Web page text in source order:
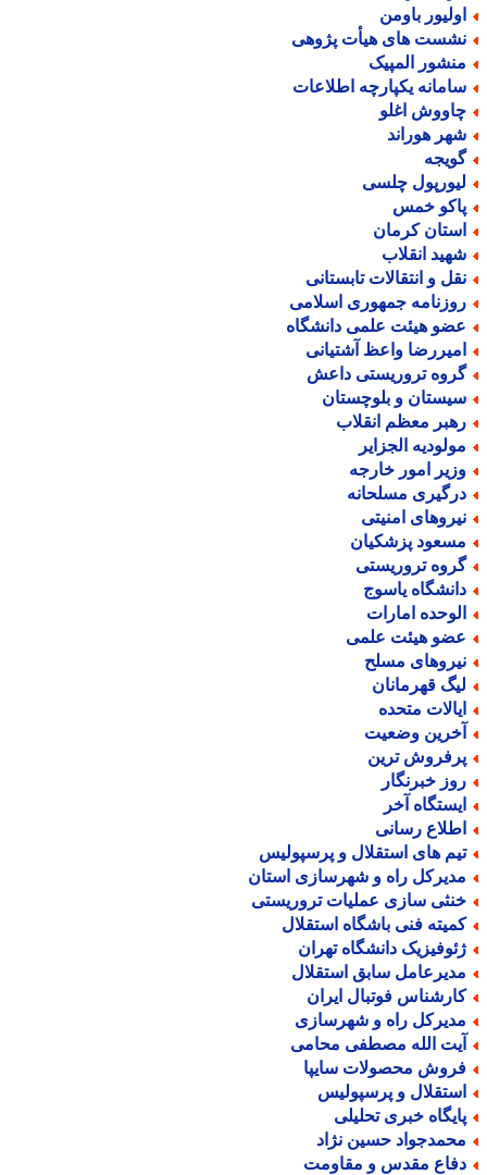
باومن
های هیأت پژوهی
المپیک
یکپارچه اطلاعات
اغلو
هوراند
چلسی
خمس
کرمان
انقلاب
و انتقالات تابستانی
جمهوری اسلامی
هیئت علمی دانشگاه
واعظ آشتیانی
تروریستی داعش
و بلوچستان
معظم انقلاب
الجزایر
امور خارجه
مسلحانه
امنیتی
پزشکیان
تروریستی
یاسوج
امارات
هیئت علمی
مسلح
قهرمانان
متحده
وضعیت
ترین
خبرنگار
آخر
رسانی
های استقلال و پرسپولیس
راه و شهرسازی استان
سازی عملیات تروریستی
فنی باشگاه استقلال
دانشگاه تهران
سابق استقلال
فوتبال ایران
راه و شهرسازی
الله مصطفی محامی
محصولات سایپا
و پرسپولیس
خبری تحلیلی
حسین نژاد
مقدس و مقاومت